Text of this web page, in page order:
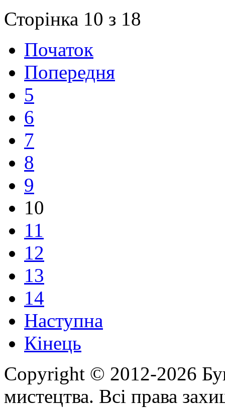
Сторінка 10 з 18
Початок
Попередня
5
6
7
8
9
10
11
12
13
14
Наступна
Кінець
Copyright © 2012-2026
мистецтва. Всі права